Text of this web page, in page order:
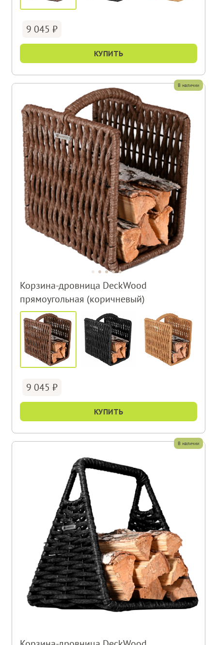
9 045
КУПИТЬ
Корзина-дровница DeckWood
прямоугольная (коричневый)
9 045
КУПИТЬ
В наличии
В наличии